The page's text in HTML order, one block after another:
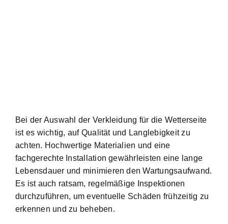
Bei der Auswahl der Verkleidung für die Wetterseite
ist es wichtig, auf Qualität und Langlebigkeit zu
achten. Hochwertige Materialien und eine
fachgerechte Installation gewährleisten eine lange
Lebensdauer und minimieren den Wartungsaufwand.
Es ist auch ratsam, regelmäßige Inspektionen
durchzuführen, um eventuelle Schäden frühzeitig zu
erkennen und zu beheben.